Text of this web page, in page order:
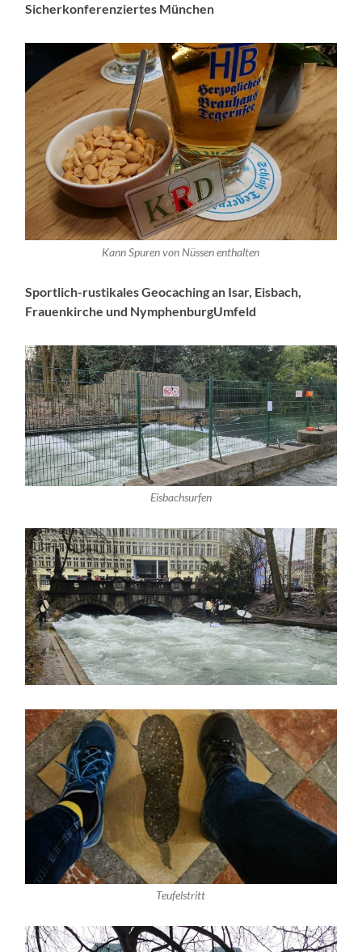
Sicherkonferenziertes München
Kann Spuren von Nüssen enthalten
Sportlich-rustikales Geocaching an Isar, Eisbach,
Frauenkirche und NymphenburgUmfeld
Eisbachsurfen
Teufelstritt